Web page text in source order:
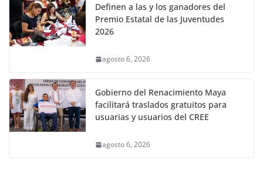
Definen a las y los ganadores del
Premio Estatal de las Juventudes
2026
agosto 6, 2026
Gobierno del Renacimiento Maya
facilitará traslados gratuitos para
usuarias y usuarios del CREE
agosto 6, 2026